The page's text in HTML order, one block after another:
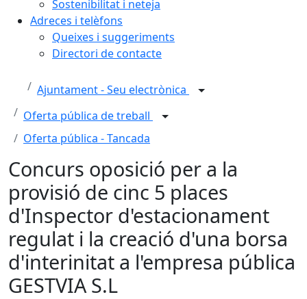
Sostenibilitat i neteja
Adreces i telèfons
Queixes i suggeriments
Directori de contacte
Ajuntament - Seu electrònica
Oferta pública de treball
Oferta pública - Tancada
Concurs oposició per a la
provisió de cinc 5 places
d'Inspector d'estacionament
regulat i la creació d'una borsa
d'interinitat a l'empresa pública
GESTVIA S.L